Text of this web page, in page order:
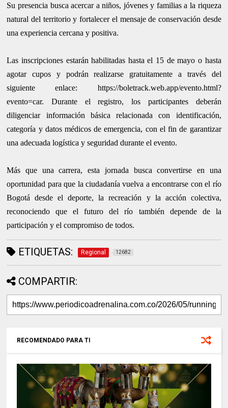
Su presencia busca acercar a niños, jóvenes y familias a la riqueza
natural del territorio y fortalecer el mensaje de conservación desde
una experiencia cercana y positiva.
Las inscripciones estarán habilitadas hasta el 15 de mayo o hasta
agotar cupos y podrán realizarse gratuitamente a través del
siguiente enlace: https://boletrack.web.app/evento.html?
evento=car. Durante el registro, los participantes deberán
diligenciar información básica relacionada con identificación,
categoría y datos médicos de emergencia, con el fin de garantizar
una adecuada logística y seguridad durante el evento.
Más que una carrera, esta jornada busca convertirse en una
oportunidad para que la ciudadanía vuelva a encontrarse con el río
Bogotá desde el deporte, la recreación y la acción colectiva,
reconociendo que el futuro del río también depende de la
participación y el compromiso de todos.
ETIQUETAS: Regional 12682
COMPARTIR:
RECOMENDADO PARA TI